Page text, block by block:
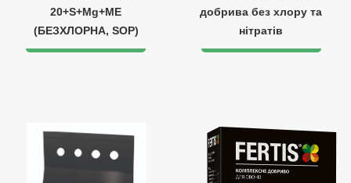
20+S+Mg+ME
(БЕЗХЛОРНА, SOP)
добрива без хлору та
нітратів